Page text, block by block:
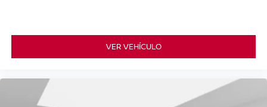
VER VEHÍCULO